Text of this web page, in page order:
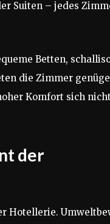
Suiten – jedes
Betten,
die Zimmer
Komfort sich
der
Hotellerie.